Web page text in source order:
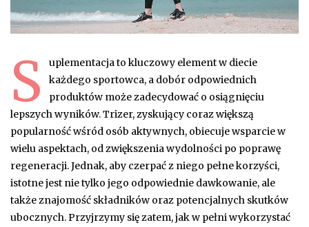
S
uplementacja to kluczowy element w diecie
każdego sportowca, a dobór odpowiednich
produktów może zadecydować o osiągnięciu
lepszych wyników. Trizer, zyskujący coraz większą
popularność wśród osób aktywnych, obiecuje wsparcie w
wielu aspektach, od zwiększenia wydolności po poprawę
regeneracji. Jednak, aby czerpać z niego pełne korzyści,
istotne jest nie tylko jego odpowiednie dawkowanie, ale
także znajomość składników oraz potencjalnych skutków
ubocznych. Przyjrzymy się zatem, jak w pełni wykorzystać